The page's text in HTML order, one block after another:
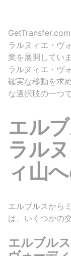
ラルヌィエ・ヴ
業を展開してい
ラルヌィエ・ヴ
確実な移動を求
な選択肢の一つで
エル
ラル
ィ山
エルブルスから
は、いくつかの
エルブル